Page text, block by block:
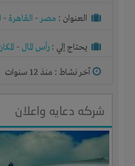
العنوان : مصر- القاهرة -
يحتاج إلي : رأس المال -
آخر نشاط : منذ 12 سنوات
شركه دعايه واعلان